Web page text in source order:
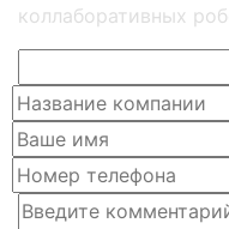
коллаборативных